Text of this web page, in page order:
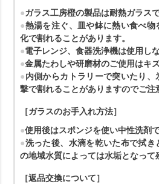
ガラス工房橙の製品は耐熱ガラス
熱湯を注ぐ、皿や鉢に熱い食べ物
化で割れることがあります。
電子レンジ、食器洗浄機は使用し
金属たわしや研磨材のご使用はキ
内側からカトラリーで突いたり
撃で割れることがありますのでご注
［ガラスのお手入れ方法］
使用後はスポンジを使い中性洗剤
洗った後、水滴を乾いた布で拭き
の地域水質によっては水垢となって
［返品交換について］